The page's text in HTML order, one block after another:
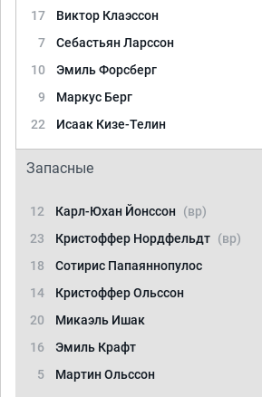
17
Виктор Клаэссон
7
Себастьян Ларссон
10
Эмиль Форсберг
9
Маркус Берг
22
Исаак Кизе-Телин
Запасные
12 Карл-Юхан Йонссон
(вр)
23
Кристоффер Нордфельдт (вр)
18
Сотирис Папаяннопулос
14
Кристоффер Ольссон
20
Микаэль Ишак
16
Эмиль Крафт
5
Мартин Ольссон